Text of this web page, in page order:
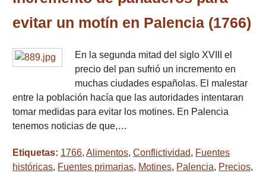
evitar un motín en Palencia (1766)
En la segunda mitad del siglo XVIII el
precio del pan sufrió un incremento en
muchas ciudades españolas. El malestar
entre la población hacía que las autoridades intentaran
tomar medidas para evitar los motines. En Palencia
tenemos noticias de que,…
Etiquetas: 1766, Alimentos, Conflictividad, Fuentes
históricas, Fuentes primarias, Motines, Palencia, Precios,